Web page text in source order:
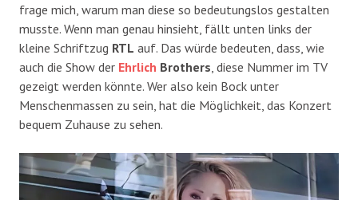
frage mich, warum man diese so bedeutungslos gestalten
musste. Wenn man genau hinsieht, fällt unten links der
kleine Schriftzug RTL auf. Das würde bedeuten, dass, wie
auch die Show der Ehrlich Brothers, diese Nummer im TV
gezeigt werden könnte. Wer also kein Bock unter
Menschenmassen zu sein, hat die Möglichkeit, das Konzert
bequem Zuhause zu sehen.